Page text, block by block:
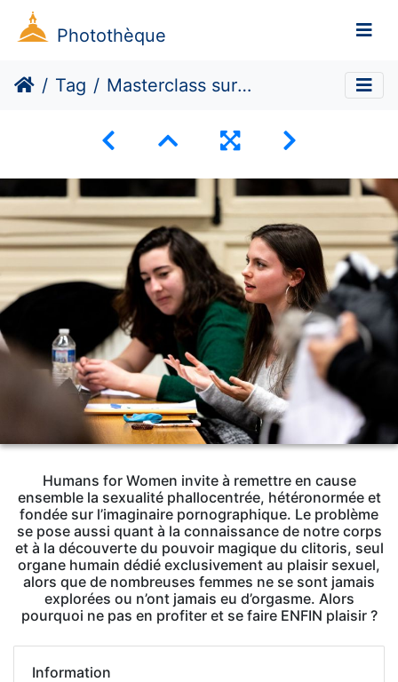
Photothèque
Tag Masterclass sur la jouissance féminine
Humans for Women invite à remettre en cause
ensemble la sexualité phallocentrée, hétéronormée et
fondée sur l’imaginaire pornographique. Le problème
se pose aussi quant à la connaissance de notre corps
et à la découverte du pouvoir magique du clitoris, seul
organe humain dédié exclusivement au plaisir sexuel,
alors que de nombreuses femmes ne se sont jamais
explorées ou n’ont jamais eu d’orgasme. Alors
pourquoi ne pas en profiter et se faire ENFIN plaisir ?
Information